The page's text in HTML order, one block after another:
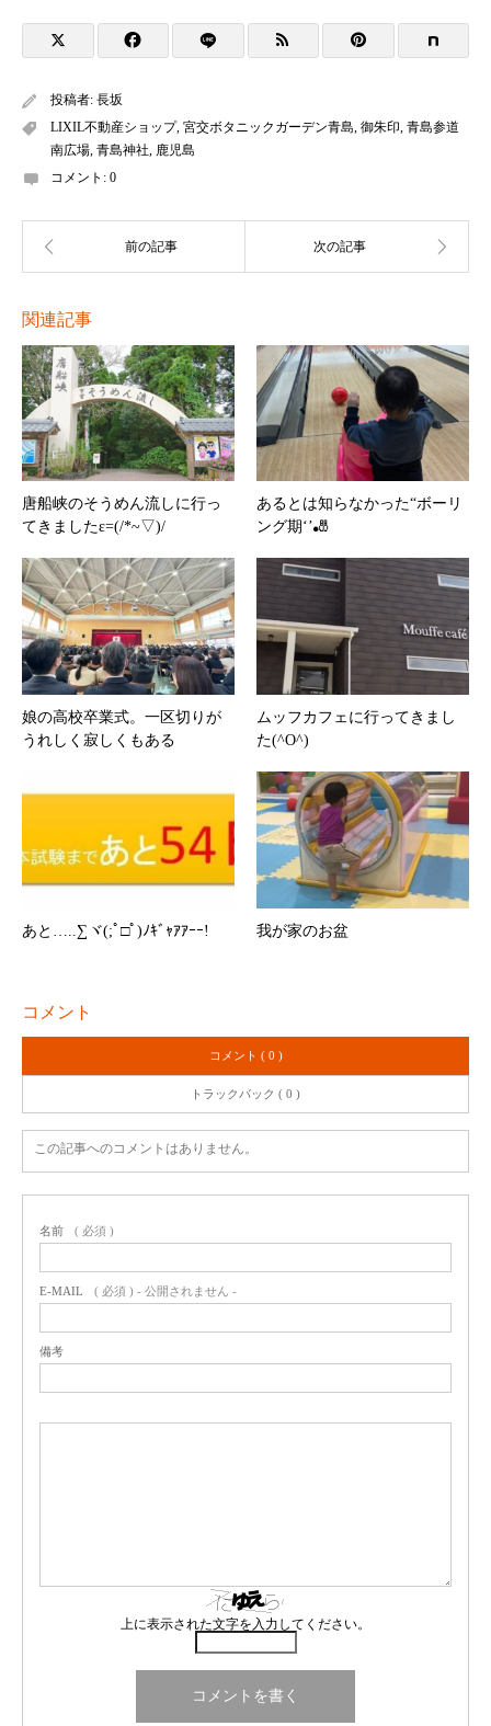
投稿者: 長坂
LIXIL不動産ショップ, 宮交ボタニックガーデン青島 御朱印 青島参道
南広場 青島神社
鹿児島
コメント: 0
関連記事
唐船峡のそうめん流しに行っ
てきましたε=(/*~▽)/
あるとは知らなかった“ボーリ
ング期‘’🎳
娘の高校卒業式。一区切りが
うれしく寂しくもある
ムッフカフェに行ってきまし
た(^O^)
あと…..∑ヾ(;ﾟ□ﾟ)ﾉｷﾞｬｱｱｰｰ! 我が家のお盆
コメント
コメント ( 0 )
トラックバック ( 0 )
この記事へのコメントはありません。
名前 ( 必須 )
E-MAIL ( 必須 ) - 公開されません -
備考
上に表示された文字を入力してください。